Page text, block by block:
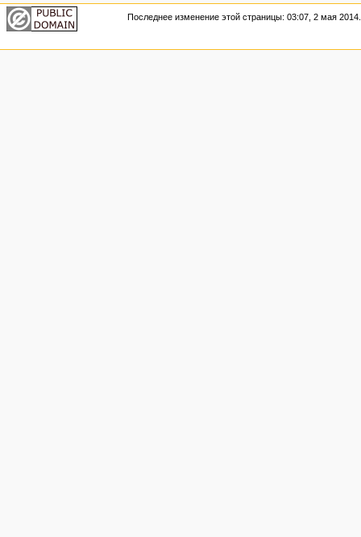
Последнее изменение этой страницы: 03:07, 2 мая 2014.